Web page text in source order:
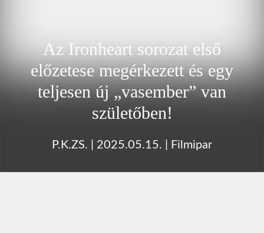
Az Ironheart sorozat első
előzetese megérkezett és egy
teljesen új „vasember” van
születőben!
P.K.ZS. 2025.05.15. Filmipar